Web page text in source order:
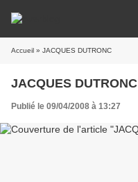
Accueil » JACQUES DUTRONC
JACQUES DUTRONC
Publié le 09/04/2008 à 13:27